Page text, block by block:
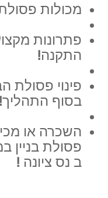
מכולות
פתרונות
התקנה!
פינוי פסולת
בסוף התהליך!
השכרה או
פסולת בניין
ב נס ציונה !